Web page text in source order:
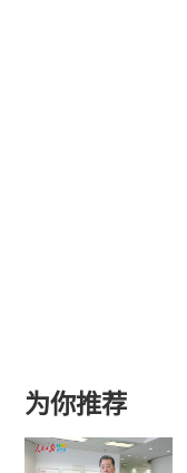
为你推荐